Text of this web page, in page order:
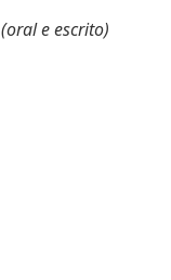
(oral e escrito)